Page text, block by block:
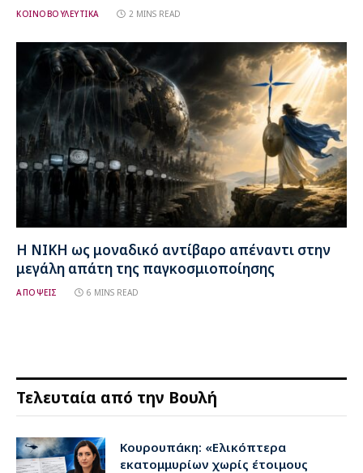
ΚΟΙΝΟΒΟΥΛΕΥΤΙΚΑ 2 MINS READ
Η ΝΙΚΗ ως μοναδικό αντίβαρο απέναντι στην
μεγάλη απάτη της παγκοσμιοποίησης
ΑΠΟΨΕΙΣ 6 MINS READ
Τελευταία από την Βουλή
Κουρουπάκη: «Ελικόπτερα
εκατομμυρίων χωρίς έτοιμους